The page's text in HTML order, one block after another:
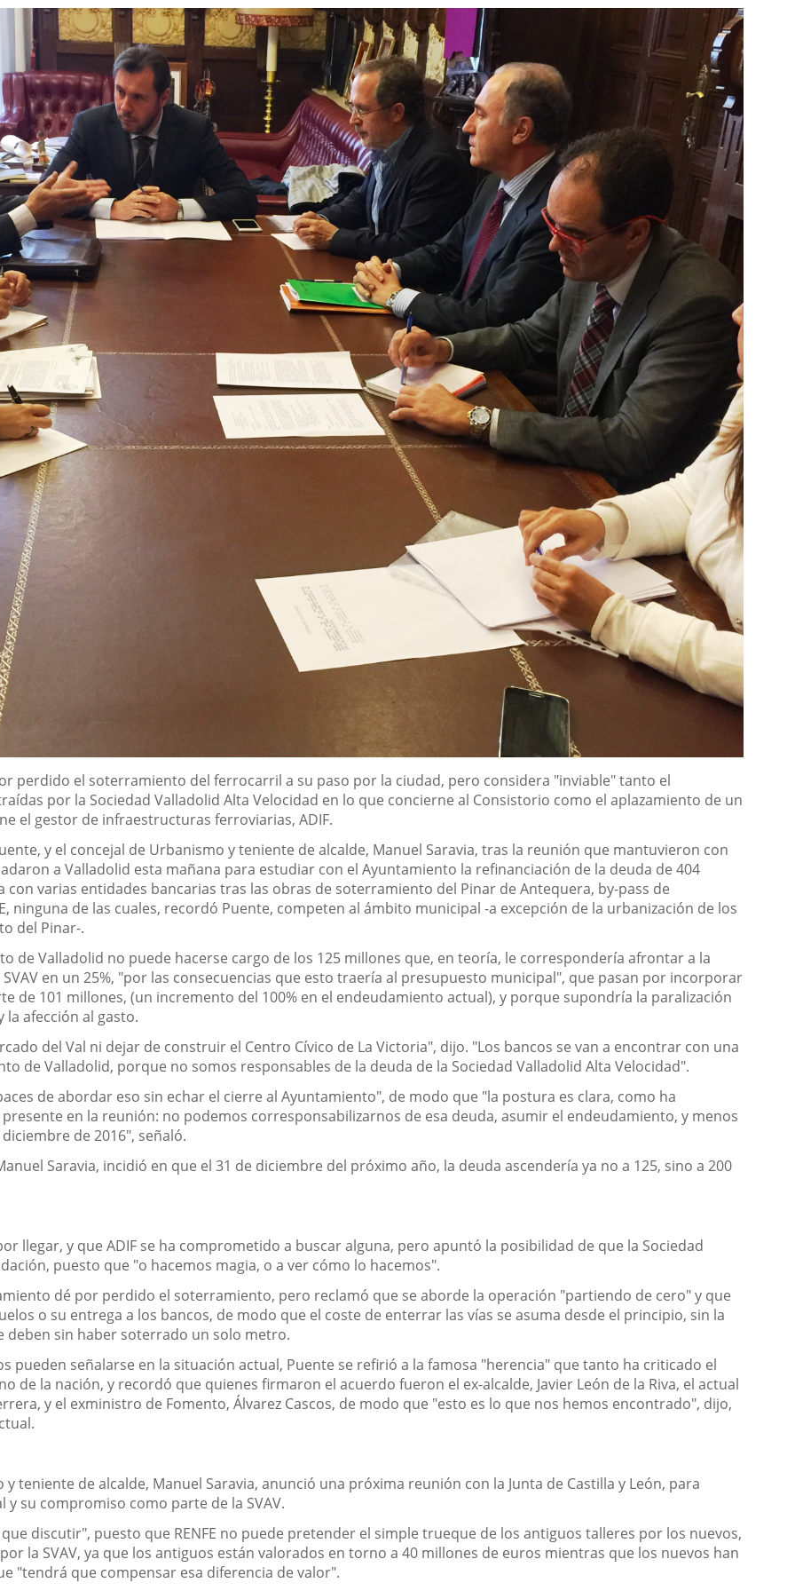
perdido el soterramiento del ferrocarril a su paso por la ciudad, pero considera "inviable" tanto el
por la Sociedad Valladolid Alta Velocidad en lo que concierne al Consistorio como el aplazamiento de un
el gestor de infraestructuras ferroviarias, ADIF.
y el concejal de Urbanismo y teniente de alcalde, Manuel Saravia, tras la reunión que mantuvieron con
a Valladolid esta mañana para estudiar con el Ayuntamiento la refinanciación de la deuda de 404
con varias entidades bancarias tras las obras de soterramiento del Pinar de Antequera, by-pass de
ninguna de las cuales, recordó Puente, competen al ámbito municipal -a excepción de la urbanización de los
del Pinar-.
de Valladolid no puede hacerse cargo de los 125 millones que, en teoría, le correspondería afrontar a la
en un 25%, "por las consecuencias que esto traería al presupuesto municipal", que pasan por incorporar
de 101 millones, (un incremento del 100% en el endeudamiento actual), y porque supondría la paralización
afección al gasto.
del Val ni dejar de construir el Centro Cívico de La Victoria", dijo. "Los bancos se van a encontrar con una
de Valladolid, porque no somos responsables de la deuda de la Sociedad Valladolid Alta Velocidad".
de abordar eso sin echar el cierre al Ayuntamiento", de modo que "la postura es clara, como ha
en la reunión: no podemos corresponsabilizarnos de esa deuda, asumir el endeudamiento, y menos
de 2016", señaló.
Saravia, incidió en que el 31 de diciembre del próximo año, la deuda ascendería ya no a 125, sino a 200
llegar, y que ADIF se ha comprometido a buscar alguna, pero apuntó la posibilidad de que la Sociedad
puesto que "o hacemos magia, o a ver cómo lo hacemos".
dé por perdido el soterramiento, pero reclamó que se aborde la operación "partiendo de cero" y que
o su entrega a los bancos, de modo que el coste de enterrar las vías se asuma desde el principio, sin la
deben sin haber soterrado un solo metro.
pueden señalarse en la situación actual, Puente se refirió a la famosa "herencia" que tanto ha criticado el
de la nación, y recordó que quienes firmaron el acuerdo fueron el ex-alcalde, Javier León de la Riva, el actual
y el exministro de Fomento, Álvarez Cascos, de modo que "esto es lo que nos hemos encontrado", dijo,
teniente de alcalde, Manuel Saravia, anunció una próxima reunión con la Junta de Castilla y León, para
su compromiso como parte de la SVAV.
discutir", puesto que RENFE no puede pretender el simple trueque de los antiguos talleres por los nuevos,
la SVAV, ya que los antiguos están valorados en torno a 40 millones de euros mientras que los nuevos han
"tendrá que compensar esa diferencia de valor".